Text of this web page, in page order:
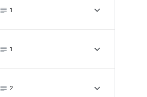
subject_black
1 
subject_black
1 
subject_black
2 